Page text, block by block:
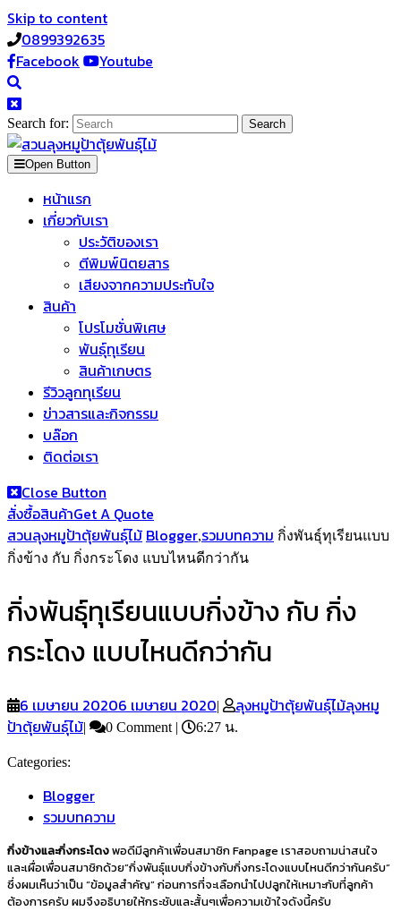
Skip to content
0899392635
Facebook
Youtube
Search for:
Open Button
หน้าแรก
เกี่ยวกับเรา
ประวัติของเรา
ตีพิมพ์นิตยสาร
เสียงจากความประทับใจ
สินค้า
โปรโมชั่นพิเศษ
พันธุ์ทุเรียน
สินค้าเกษตร
รีวิวลูกทุเรียน
ข่าวสารและกิจกรรม
บล๊อก
ติดต่อเรา
Close Button
สั่งซื้อสินค้าGet A Quote
สวนลุงหมูป้าตุ้ยพันธุ์ไม้ Blogger,รวมบทความ กิ่งพันธุ์ทุเรียนแบบ
กิ่งข้าง กับ กิ่งกระโดง แบบไหนดีกว่ากัน
กิ่งพันธุ์ทุเรียนแบบกิ่งข้าง กับ กิ่ง
กระโดง แบบไหนดีกว่ากัน
6 เมษายน 20206 เมษายน 2020| ลุงหมูป้าตุ้ยพันธุ์ไม้ลุงหมู
ป้าตุ้ยพันธุ์ไม้| 0 Comment | 6:27 น.
Categories:
Blogger
รวมบทความ
กิ่งข้างและกิ่งกระโดงพอดีมีลูกค้าเพื่อนสมาชิก Fanpage เราสอบถามน่าสนใจ
และเผื่อเพื่อนสมาชิกด้วย”กิ่งพันธุ์แบบกิ่งข้างกับกิ่งกระโดงแบบไหนดีกว่ากันครับ”
ซึ่งผมเห็นว่าเป็น “ข้อมูลสำคัญ” ก่อนการที่จะเลือกนำไปปลูกให้เหมาะกับที่ลูกค้า
ต้องการครับ ผมจึงอธิบายให้กระชับและสั้นๆเพื่อความเข้าใจดังนี้ครับ